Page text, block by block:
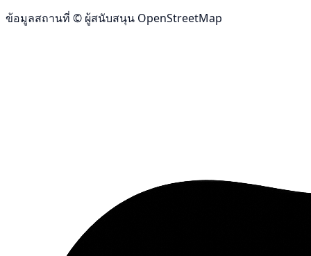
ข้อมูลสถานที่ © ผู้สนับสนุน OpenStreetMap